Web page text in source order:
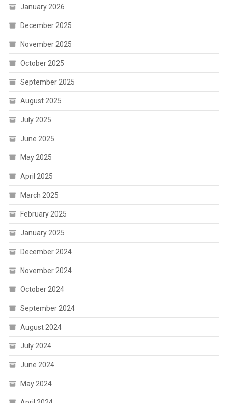
January 2026
December 2025
November 2025
October 2025
September 2025
August 2025
July 2025
June 2025
May 2025
April 2025
March 2025
February 2025
January 2025
December 2024
November 2024
October 2024
September 2024
August 2024
July 2024
June 2024
May 2024